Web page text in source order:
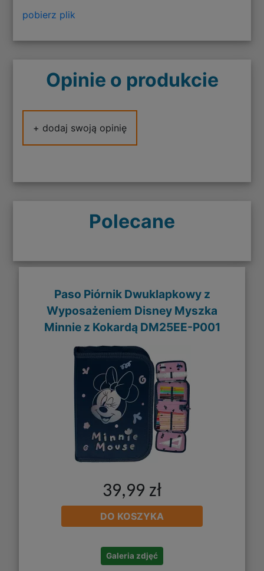
pobierz plik
Opinie o produkcie
+ dodaj swoją opinię
Polecane
Paso Piórnik Dwuklapkowy z
Wyposażeniem Disney Myszka
Minnie z Kokardą DM25EE-P001
39,99 zł
DO KOSZYKA
Galeria zdjęć